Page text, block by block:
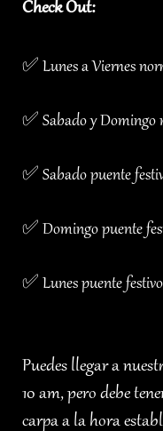
Check Out:
✅ Lunes a Viernes
✅ Sabado y Domingo
✅ Sabado puente
✅ Domingo puente
✅ Lunes puente
Puedes llegar a
10 am, pero debe
carpa a la hora